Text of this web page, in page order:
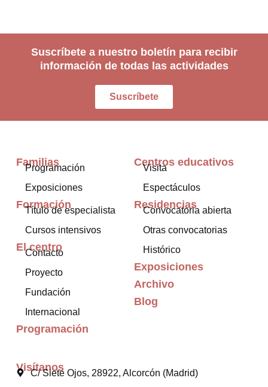
Suscríbete a nuestro boletín para recibir
información de todas las actividades
Suscríbete
Visítanos
C/ Siete Ojos, 28922, Alcorcón (Madrid)
Familias
Programación
Exposiciones
Formación
Título de especialista
Cursos intensivos
El centro
Contacto
Proyecto
Fundación
Internacional
Programación
Centros educativos
Visita
Espectáculos
Residencias
Convocatoria abierta
Otras convocatorias
Histórico
Exposiciones
Archivo
Blog